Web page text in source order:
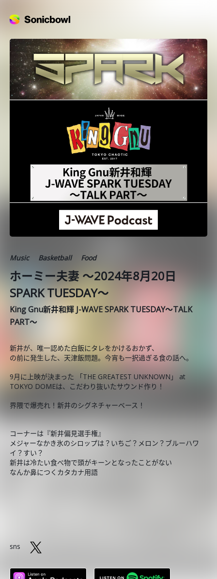
Music Basketball Food
ホーミー夫妻 ～2024年8月20日
SPARK TUESDAY～
King Gnu新井和輝 J-WAVE SPARK TUESDAY～TALK
PART～
新井が、唯一認めた白飯にタレをかけるおかず、
の前に発生した、天津飯問題。今宵も一択過ぎる食の話へ。
9月に上映が決まった 「THE GREATEST UNKNOWN」 at
TOKYO DOMEは、こだわり抜いたサウンド作り！
界隈で爆売れ！新井のシグネチャーベース！
コーナーは『新井偏見選手権』
メジャーなかき氷のシロップは？いちご？メロン？ブルーハワ
イ？すい？
新井は冷たい食べ物で頭がキーンとなったことがない
なんか鼻につくカタカナ用語
sns